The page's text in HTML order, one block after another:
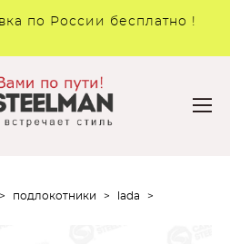
по России бесплатно !
> подлокотники > lada
>